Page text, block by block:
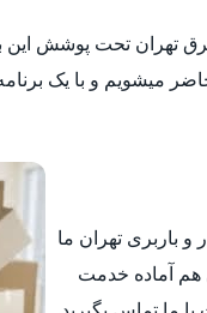
تهران تحت پوشش
میشویم و با یک
و باربری تهران ما
هم آماده خدمت